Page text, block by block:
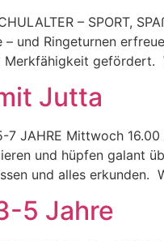
– SPORT,
– und Ringeturnen
Merkfähigkeit
Jutta
7 JAHRE Mittwoch
und hüpfen galant
und alles erkunden.
5 Jahre